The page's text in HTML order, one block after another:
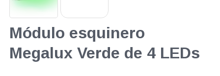
Módulo esquinero
Megalux Verde de 4 LEDs